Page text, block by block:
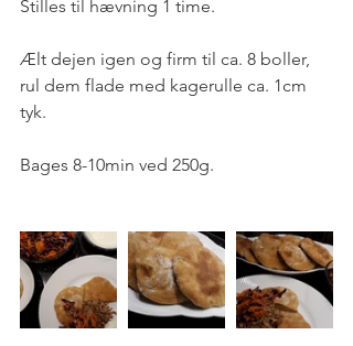
Stilles til hævning 1 time.
Ælt dejen igen og firm til ca. 8 boller,
rul dem flade med kagerulle ca. 1cm
tyk.
Bages 8-10min ved 250g.